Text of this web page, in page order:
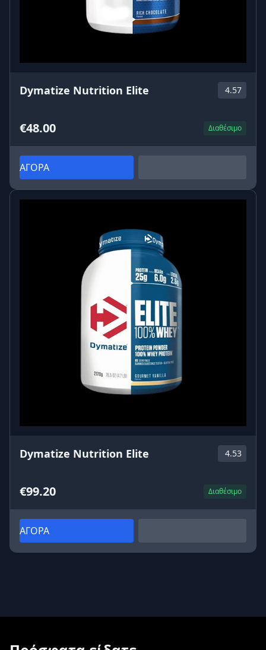
Dymatize Nutrition Elite 4.57
€48.00 Διαθέσιμο
ΑΓΟΡΑ
Dymatize Nutrition Elite 4.53
€99.20 Διαθέσιμο
ΑΓΟΡΑ